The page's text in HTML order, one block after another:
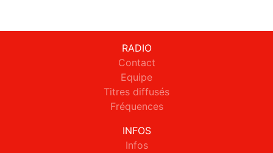
RADIO
Contact
Equipe
Titres diffusés
Fréquences
INFOS
Infos